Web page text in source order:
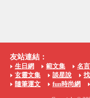
友站連結：
生日網 範文集 名
玄靈文集
談星說
隨筆運文
fun時尚網